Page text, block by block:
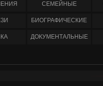
СЕМЕЙНЫЕ
БИОГРАФИЧЕСКИЕ
ДОКУМЕНТАЛЬНЫЕ